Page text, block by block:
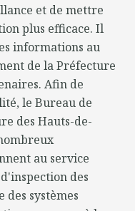
et de mettre
plus efficace. Il
informations au
de la Préfecture
Afin de
le Bureau de
des Hauts-de-
au service
des
des systèmes